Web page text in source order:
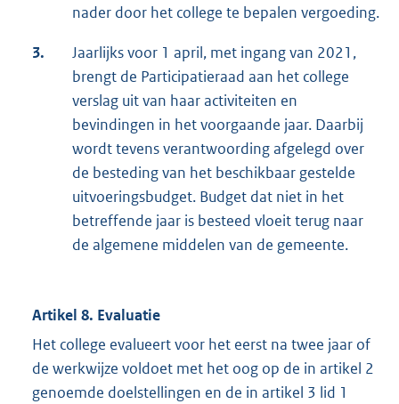
nader door het college te bepalen vergoeding.
3.
Jaarlijks voor 1 april, met ingang van 2021,
brengt de Participatieraad aan het college
verslag uit van haar activiteiten en
bevindingen in het voorgaande jaar. Daarbij
wordt tevens verantwoording afgelegd over
de besteding van het beschikbaar gestelde
uitvoeringsbudget. Budget dat niet in het
betreffende jaar is besteed vloeit terug naar
de algemene middelen van de gemeente.
Artikel 8. Evaluatie
Het college evalueert voor het eerst na twee jaar of
de werkwijze voldoet met het oog op de in artikel 2
genoemde doelstellingen en de in artikel 3 lid 1